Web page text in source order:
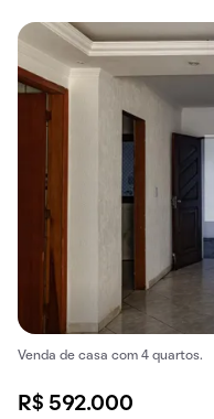
Venda de casa com 4 quartos.
R$ 592.000